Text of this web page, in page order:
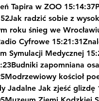
Tapira w ZOO
radzić sobie z
roku śnieg we
Cyfrowe
Symulacji Medycznej
zapomniana
kościoł
Jadalne Jak zjeść glizdę